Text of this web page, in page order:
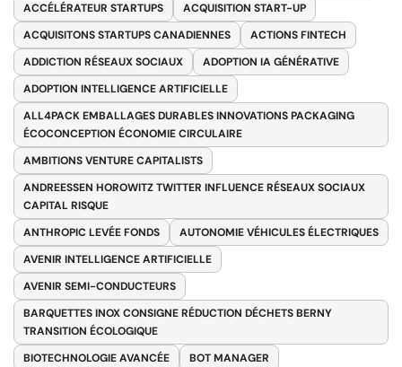
ACCÉLÉRATEUR STARTUPS
ACQUISITION START-UP
ACQUISITONS STARTUPS CANADIENNES
ACTIONS FINTECH
ADDICTION RÉSEAUX SOCIAUX
ADOPTION IA GÉNÉRATIVE
ADOPTION INTELLIGENCE ARTIFICIELLE
ALL4PACK EMBALLAGES DURABLES INNOVATIONS PACKAGING
ÉCOCONCEPTION ÉCONOMIE CIRCULAIRE
AMBITIONS VENTURE CAPITALISTS
ANDREESSEN HOROWITZ TWITTER INFLUENCE RÉSEAUX SOCIAUX
CAPITAL RISQUE
ANTHROPIC LEVÉE FONDS
AUTONOMIE VÉHICULES ÉLECTRIQUES
AVENIR INTELLIGENCE ARTIFICIELLE
AVENIR SEMI-CONDUCTEURS
BARQUETTES INOX CONSIGNE RÉDUCTION DÉCHETS BERNY
TRANSITION ÉCOLOGIQUE
BIOTECHNOLOGIE AVANCÉE
BOT MANAGER